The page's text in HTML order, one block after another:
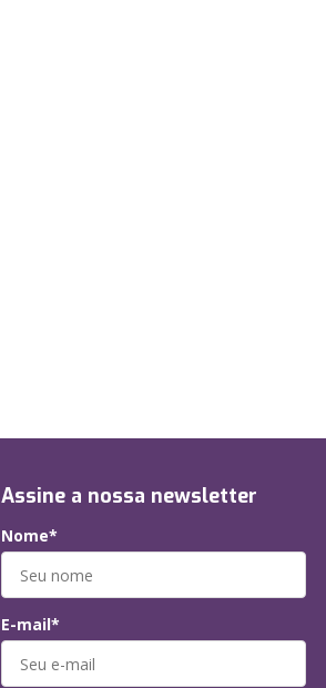
Assine a nossa newsletter
Nome*
E-mail*